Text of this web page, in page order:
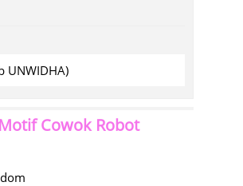
UNWIDHA)
Cowok Robot